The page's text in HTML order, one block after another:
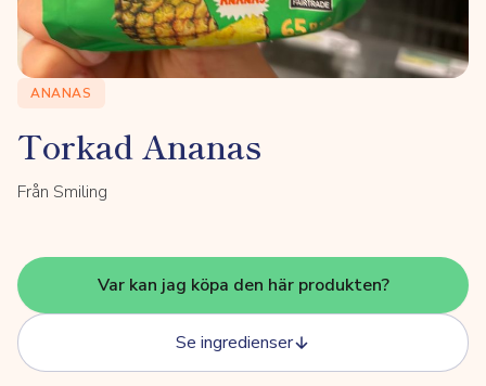
ANANAS
Torkad Ananas
Från Smiling
Var kan jag köpa den här produkten?
Se ingredienser